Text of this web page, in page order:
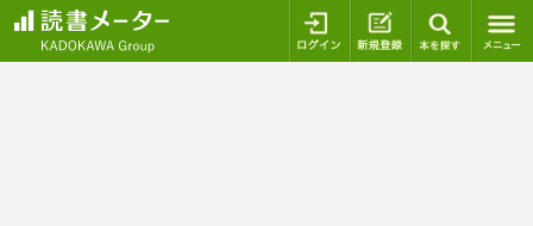
ログイン 新規登録